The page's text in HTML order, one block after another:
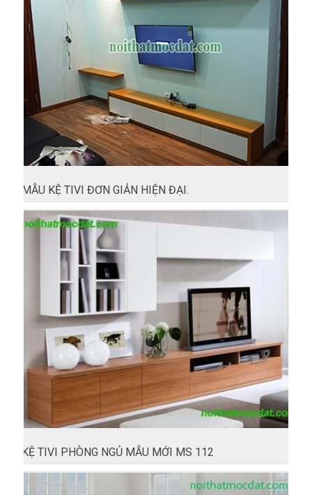
MẪU KỆ TIVI ĐƠN GIẢN HIỆN ĐẠI.
KỆ TIVI PHÒNG NGỦ MẪU MỚI MS 112